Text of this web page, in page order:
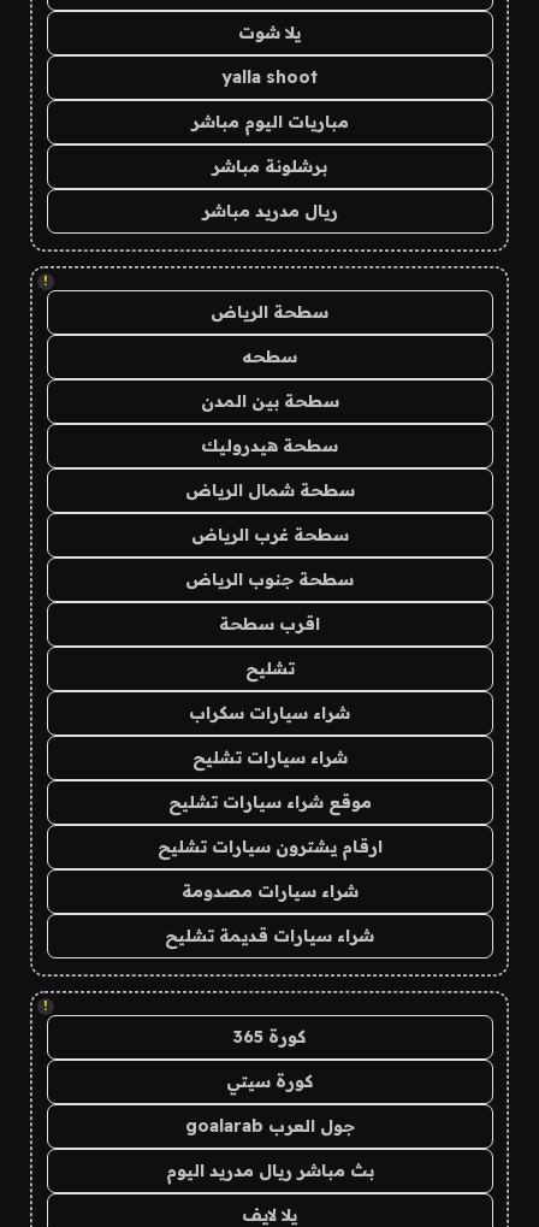
يلا شوت
yalla shoot
مباريات اليوم مباشر
برشلونة مباشر
ريال مدريد مباشر
!
سطحة الرياض
سطحه
سطحة بين المدن
سطحة هيدروليك
سطحة شمال الرياض
سطحة غرب الرياض
سطحة جنوب الرياض
اقرب سطحة
تشليح
شراء سيارات سكراب
شراء سيارات تشليح
موقع شراء سيارات تشليح
ارقام يشترون سيارات تشليح
شراء سيارات مصدومة
شراء سيارات قديمة تشليح
!
كورة 365
كورة سيتي
جول العرب goalarab
بث مباشر ريال مدريد اليوم
يلا لايف